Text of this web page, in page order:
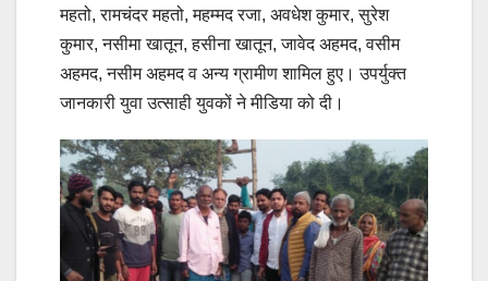
महतो, रामचंदर महतो, महम्मद रजा, अवधेश कुमार, सुरेश
कुमार, नसीमा खातून, हसीना खातून, जावेद अहमद, वसीम
अहमद, नसीम अहमद व अन्य ग्रामीण शामिल हुए। उपर्युक्त
जानकारी युवा उत्साही युवकों ने मीडिया को दी।